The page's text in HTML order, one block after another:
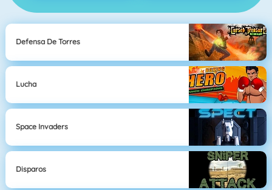
Defensa De Torres
Lucha
Space Invaders
Disparos